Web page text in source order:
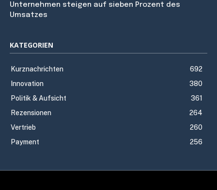
Unternehmen steigen auf sieben Prozent des
Umsatzes
KATEGORIEN
Kurznachrichten
692
Innovation
380
Politik & Aufsicht
361
Rezensionen
264
Vertrieb
260
Payment
256